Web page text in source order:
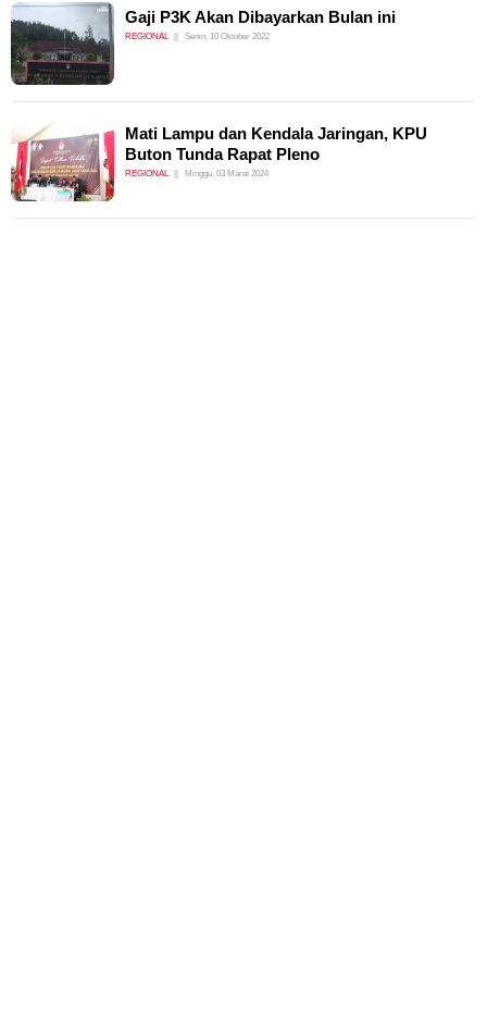
Gaji P3K Akan Dibayarkan Bulan ini
REGIONAL Senin, 10 Oktober 2022
Mati Lampu dan Kendala Jaringan, KPU
Buton Tunda Rapat Pleno
REGIONAL Minggu, 03 Maret 2024